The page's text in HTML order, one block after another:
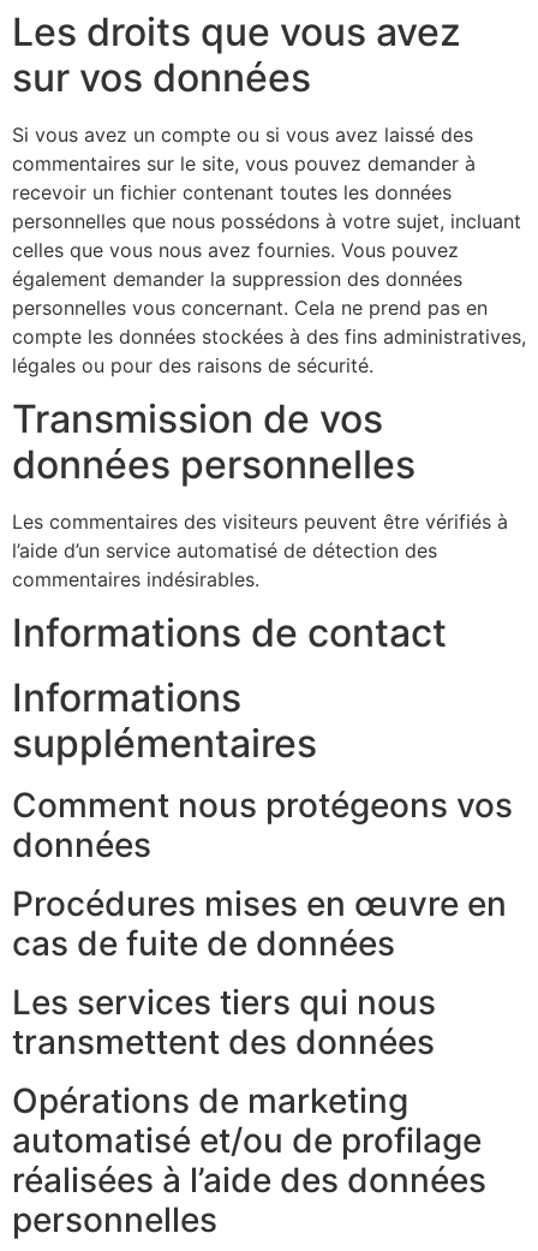
Les droits que vous avez
sur vos données
Si vous avez un compte ou si vous avez laissé des
commentaires sur le site, vous pouvez demander à
recevoir un fichier contenant toutes les données
personnelles que nous possédons à votre sujet, incluant
celles que vous nous avez fournies. Vous pouvez
également demander la suppression des données
personnelles vous concernant. Cela ne prend pas en
compte les données stockées à des fins administratives,
légales ou pour des raisons de sécurité.
Transmission de vos
données personnelles
Les commentaires des visiteurs peuvent être vérifiés à
l’aide d’un service automatisé de détection des
commentaires indésirables.
Informations de contact
Informations
supplémentaires
Comment nous protégeons vos
données
Procédures mises en œuvre en
cas de fuite de données
Les services tiers qui nous
transmettent des données
Opérations de marketing
automatisé et/ou de profilage
réalisées à l’aide des données
personnelles